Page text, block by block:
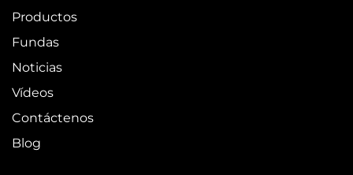
Productos
Fundas
Noticias
Vídeos
Contáctenos
Blog